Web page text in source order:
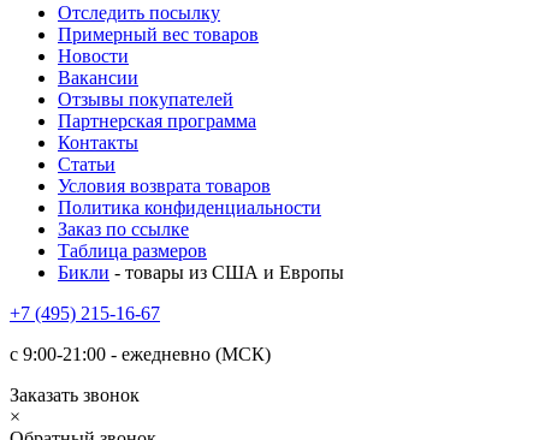
Отследить посылку
Примерный вес товаров
Новости
Вакансии
Отзывы покупателей
Партнерская программа
Контакты
Статьи
Условия возврата товаров
Политика конфиденциальности
Заказ по ссылке
Таблица размеров
Бикли - товары из США и Европы
+7 (495) 215-16-67
с 9:00-21:00 - ежедневно (МСК)
Заказать звонок
×